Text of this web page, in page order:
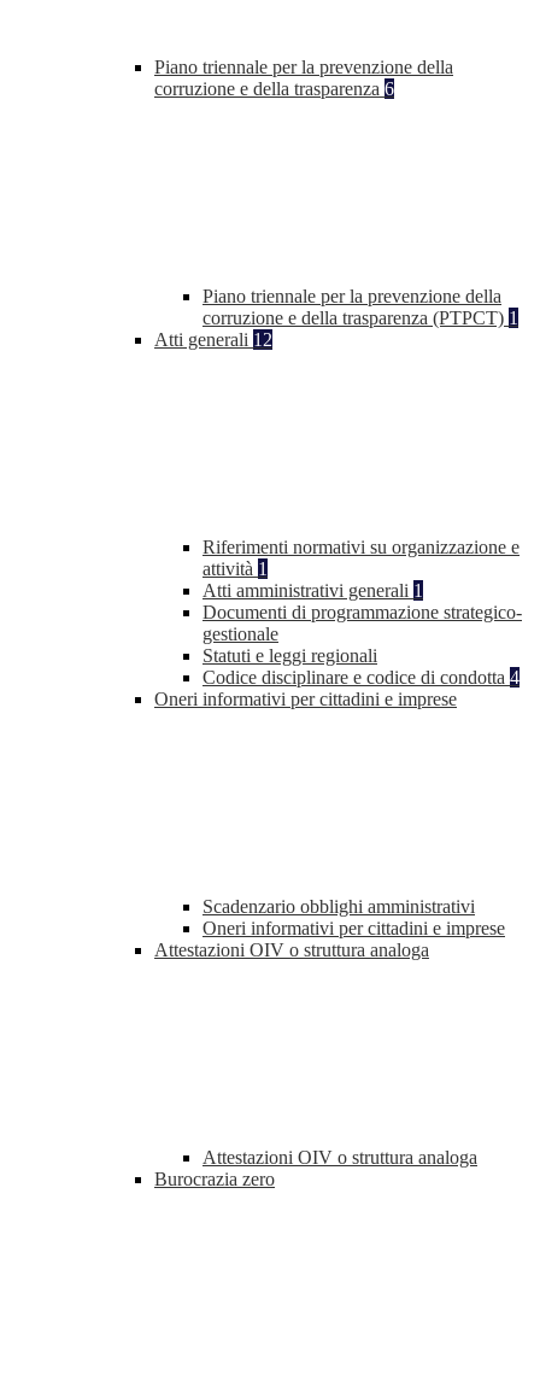
Piano triennale per la prevenzione della
corruzione e della trasparenza 6
Piano triennale per la prevenzione della
corruzione e della trasparenza (PTPCT) 1
Atti generali 12
Riferimenti normativi su organizzazione e
attività 1
Atti amministrativi generali 1
Documenti di programmazione strategico-
gestionale
Statuti e leggi regionali
Codice disciplinare e codice di condotta 4
Oneri informativi per cittadini e imprese
Scadenzario obblighi amministrativi
Oneri informativi per cittadini e imprese
Attestazioni OIV o struttura analoga
Attestazioni OIV o struttura analoga
Burocrazia zero